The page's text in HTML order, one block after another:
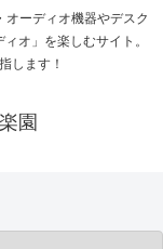
ーディオ機器やデスク
オ」を楽しむサイト。
します！
園